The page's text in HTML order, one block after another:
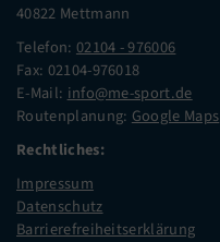
40822 Mettmann
Telefon: 02104 - 976006
Fax: 02104-976018
E-Mail: info@me-sport.de
Routenplanung: Google Maps
Rechtliches:
Impressum
Datenschutz
Barrierefreiheitserklärung